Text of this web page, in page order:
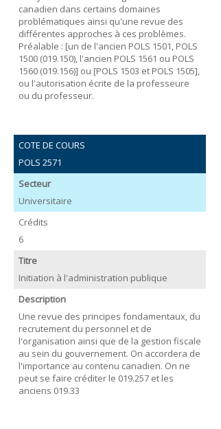
canadien dans certains domaines
problématiques ainsi qu'une revue des
différentes approches à ces problèmes.
Préalable : [un de l'ancien POLS 1501, POLS
1500 (019.150), l'ancien POLS 1561 ou POLS
1560 (019.156)] ou [POLS 1503 et POLS 1505],
ou l'autorisation écrite de la professeure
ou du professeur.
COTE DE COURS
POLS 2571
Secteur
Universitaire
Crédits
6
Titre
Initiation à l'administration publique
Description
Une revue des principes fondamentaux, du
recrutement du personnel et de
l'organisation ainsi que de la gestion fiscale
au sein du gouvernement. On accordera de
l'importance au contenu canadien. On ne
peut se faire créditer le 019.257 et les
anciens 019.33